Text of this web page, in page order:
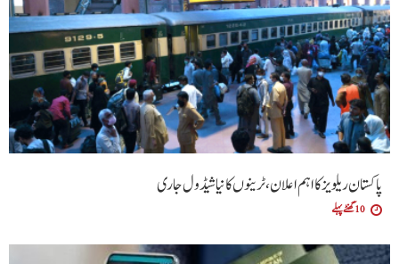
پاکستان ریلویز کا اہم اعلان، ٹرینوں کا نیا شیڈول جاری
10 گھنٹے پہلے